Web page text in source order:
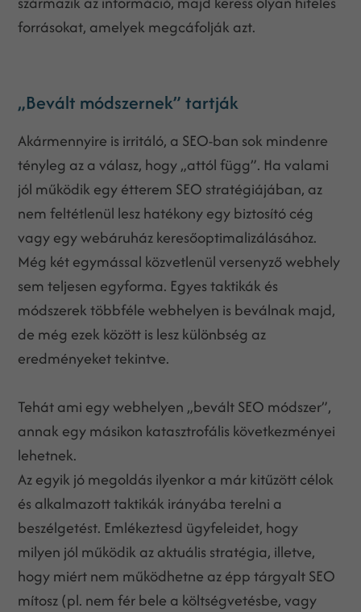
forrásokat, amelyek megcáfolják azt.
„Bevált módszernek” tartják
Akármennyire is irritáló, a SEO-ban sok mindenre
tényleg az a válasz, hogy „attól függ”. Ha valami
jól működik egy étterem SEO stratégiájában, az
nem feltétlenül lesz hatékony egy biztosító cég
vagy egy webáruház keresőoptimalizálásához.
Még két egymással közvetlenül versenyző webhely
sem teljesen egyforma. Egyes taktikák és
módszerek többféle webhelyen is beválnak majd,
de még ezek között is lesz különbség az
eredményeket tekintve.
Tehát ami egy webhelyen „bevált SEO módszer”,
annak egy másikon katasztrofális következményei
lehetnek.
Az egyik jó megoldás ilyenkor a már kitűzött célok
és alkalmazott taktikák irányába terelni a
beszélgetést. Emlékeztesd ügyfeleidet, hogy
milyen jól működik az aktuális stratégia, illetve,
hogy miért nem működhetne az épp tárgyalt SEO
mítosz (pl. nem fér bele a költségvetésbe, vagy